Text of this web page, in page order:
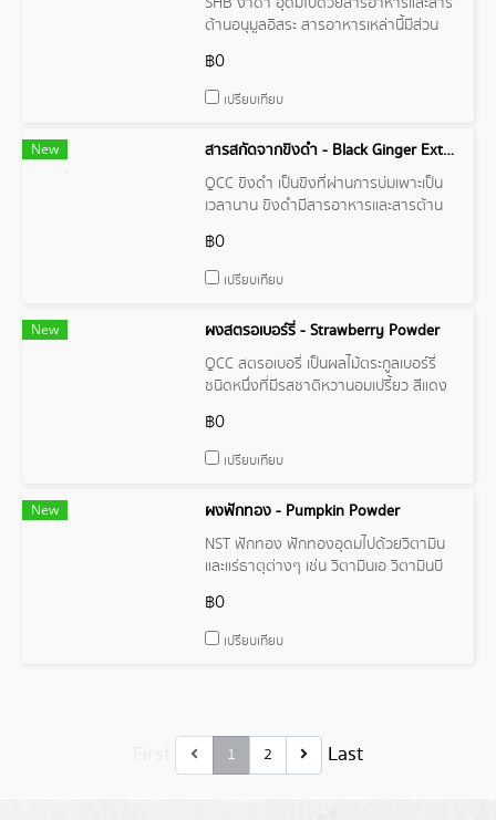
ต้านอนุมูลอิสระ สารอาหารเหล่านี้มีส่วน
โรคต่างๆ เช่น โรคหัวใจ โรคมะเร็ง โรคเบา
หวาน และโรคข้อเสื่อม
฿0
เปรียบเทียบ
New
สารสกัดจากขิงดำ - Black Ginger Extract
QCC ขิงดำ เป็นขิงที่ผ่านการบ่มเพาะเป็น
เวลานาน ขิงดำมีสารอาหารและสารต้าน
จากความเสียหายและช่วยป้องกันโรค
ต่างๆ เช่น โรคหัวใจ โรคมะเร็ง และโรคเบา
฿0
เปรียบเทียบ
New
ผงสตรอเบอร์รี่ - Strawberry Powder
QCC สตรอเบอรี่ เป็นผลไม้ตระกูลเบอร์รี่
ชนิดหนึ่งที่มีรสชาติหวานอมเปรี้ยว สีแดง
ไปประกอบอาหารและเครื่องดื่มต่างๆ สต
รอเบอรี่มีคุณค่าทางโภชนาการสูง อุดมไป
ไฟเบอร์ มีส่วนช่วยในการบำรุงผิวพรรณ
เสริมสร้างภูมิคุ้มกัน และป้องกันโรคต่างๆ
เช่น โรคหัวใจ โรคมะเร็ง โรคเบาหวาน
฿0
เปรียบเทียบ
New
ผงฟักทอง - Pumpkin Powder
NST ฟักทอง ฟักทองอุดมไปด้วยวิตามิน
และแร่ธาตุต่างๆ เช่น วิตามินเอ วิตามินบี
แมกนีเซียม ธาตุเหล็ก เป็นต้น นอกจากนี้
ฟักทองยังมีสารเบต้าแคโรทีน ซึ่งเป็นสาร
฿0
เปรียบเทียบ
1 2 Last